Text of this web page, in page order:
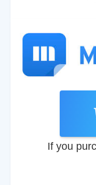
If you